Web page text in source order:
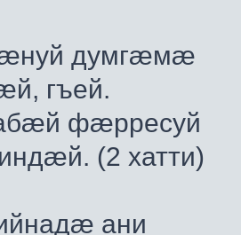
думгæмæ
гъей.
фæрресуй
(2 хатти)
ани